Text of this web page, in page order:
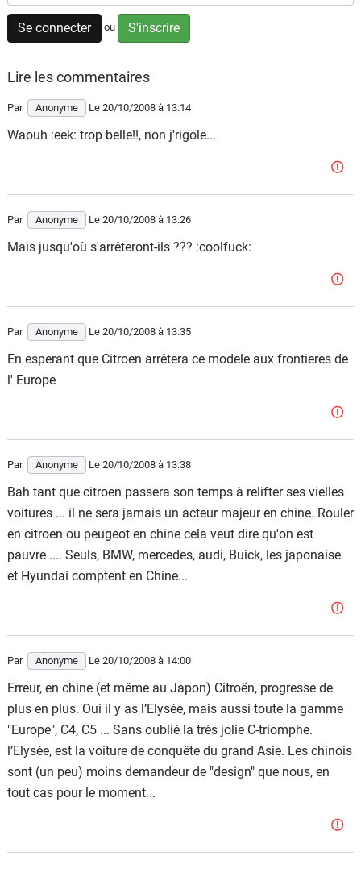
Flottes
Auto
Services
Forum
Se connecter ou S'inscrire
Lire les commentaires
Par Anonyme Le 20/10/2008 à 13:14
Waouh :eek: trop belle!!, non j'rigole...
Par Anonyme Le 20/10/2008 à 13:26
Mais jusqu'où s'arrêteront-ils ??? :coolfuck:
Par Anonyme Le 20/10/2008 à 13:35
En esperant que Citroen arrêtera ce modele aux frontieres de
l' Europe
Par Anonyme Le 20/10/2008 à 13:38
Bah tant que citroen passera son temps à relifter ses vielles
voitures ... il ne sera jamais un acteur majeur en chine. Rouler
en citroen ou peugeot en chine cela veut dire qu'on est
pauvre .... Seuls, BMW, mercedes, audi, Buick, les japonaise
et Hyundai comptent en Chine...
Par Anonyme Le 20/10/2008 à 14:00
Erreur, en chine (et même au Japon) Citroën, progresse de
plus en plus. Oui il y as l’Elysée, mais aussi toute la gamme
"Europe", C4, C5 ... Sans oublié la très jolie C-triomphe.
l’Elysée, est la voiture de conquête du grand Asie. Les chinois
sont (un peu) moins demandeur de "design" que nous, en
tout cas pour le moment...